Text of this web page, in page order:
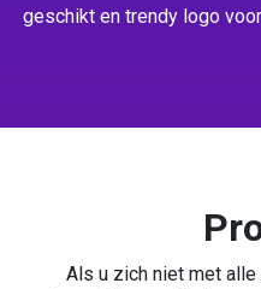
geschikt en trendy logo
Als u zich niet met